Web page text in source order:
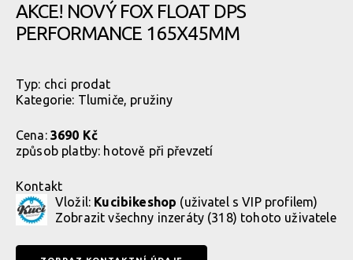
AKCE! NOVÝ FOX FLOAT DPS
PERFORMANCE 165X45MM
Typ: chci prodat
Kategorie: Tlumiče, pružiny
Cena: 3690 Kč
způsob platby: hotově při převzetí
Kontakt
Vložil: Kucibikeshop (uživatel s VIP profilem)
Zobrazitvšechny inzeráty (318) tohoto uživatele